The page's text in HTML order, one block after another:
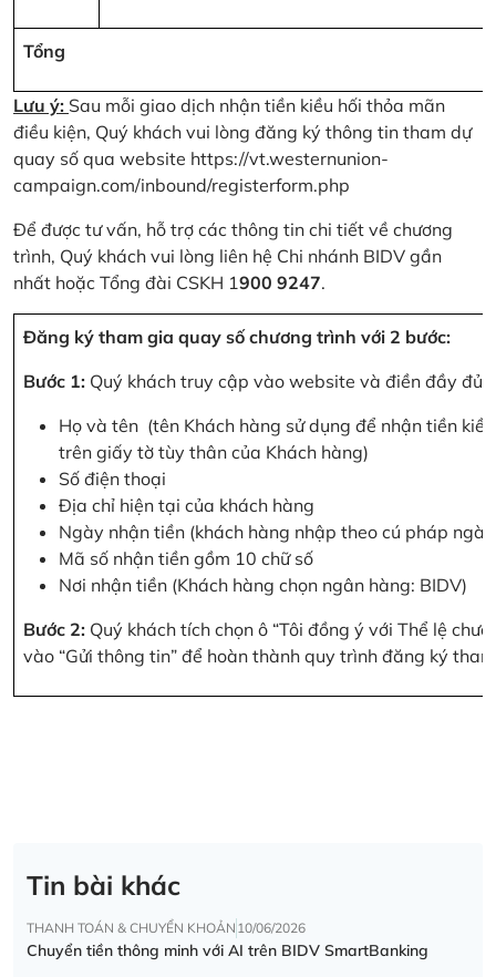
Tổng
Lưu ý: Sau mỗi giao dịch nhận tiền kiều hối thỏa mãn
điều kiện, Quý khách vui lòng đăng ký thông tin tham dự
quay số qua website https://vt.westernunion-
campaign.com/inbound/registerform.php
Để được tư vấn, hỗ trợ các thông tin chi tiết về chương
trình, Quý khách vui lòng liên hệ Chi nhánh BIDV gần
nhất hoặc Tổng đài CSKH 1900 9247.
Đăng ký tham gia quay số chương trình với 2 bước:
Bước 1: Quý khách truy cập vào website và điền đầy đủ
Họ và tên (tên Khách hàng sử dụng để nhận tiền
trên giấy tờ tùy thân của Khách hàng)
Số điện thoại
Địa chỉ hiện tại của khách hàng
Ngày nhận tiền (khách hàng nhập theo cú pháp
Mã số nhận tiền gồm 10 chữ số
Nơi nhận tiền (Khách hàng chọn ngân hàng: BIDV)
Bước 2: Quý khách tích chọn ô “Tôi đồng ý với Thể lệ
vào “Gửi thông tin” để hoàn thành quy trình đăng ký
Tin bài khác
THANH TOÁN & CHUYỂN KHOẢN 10/06/2026
Chuyển tiền thông minh với AI trên BIDV SmartBanking